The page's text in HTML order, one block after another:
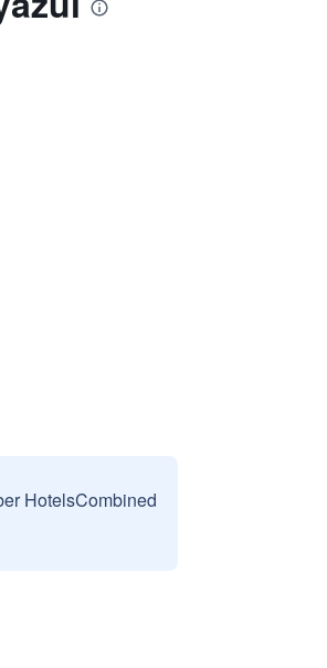
HotelsCombined